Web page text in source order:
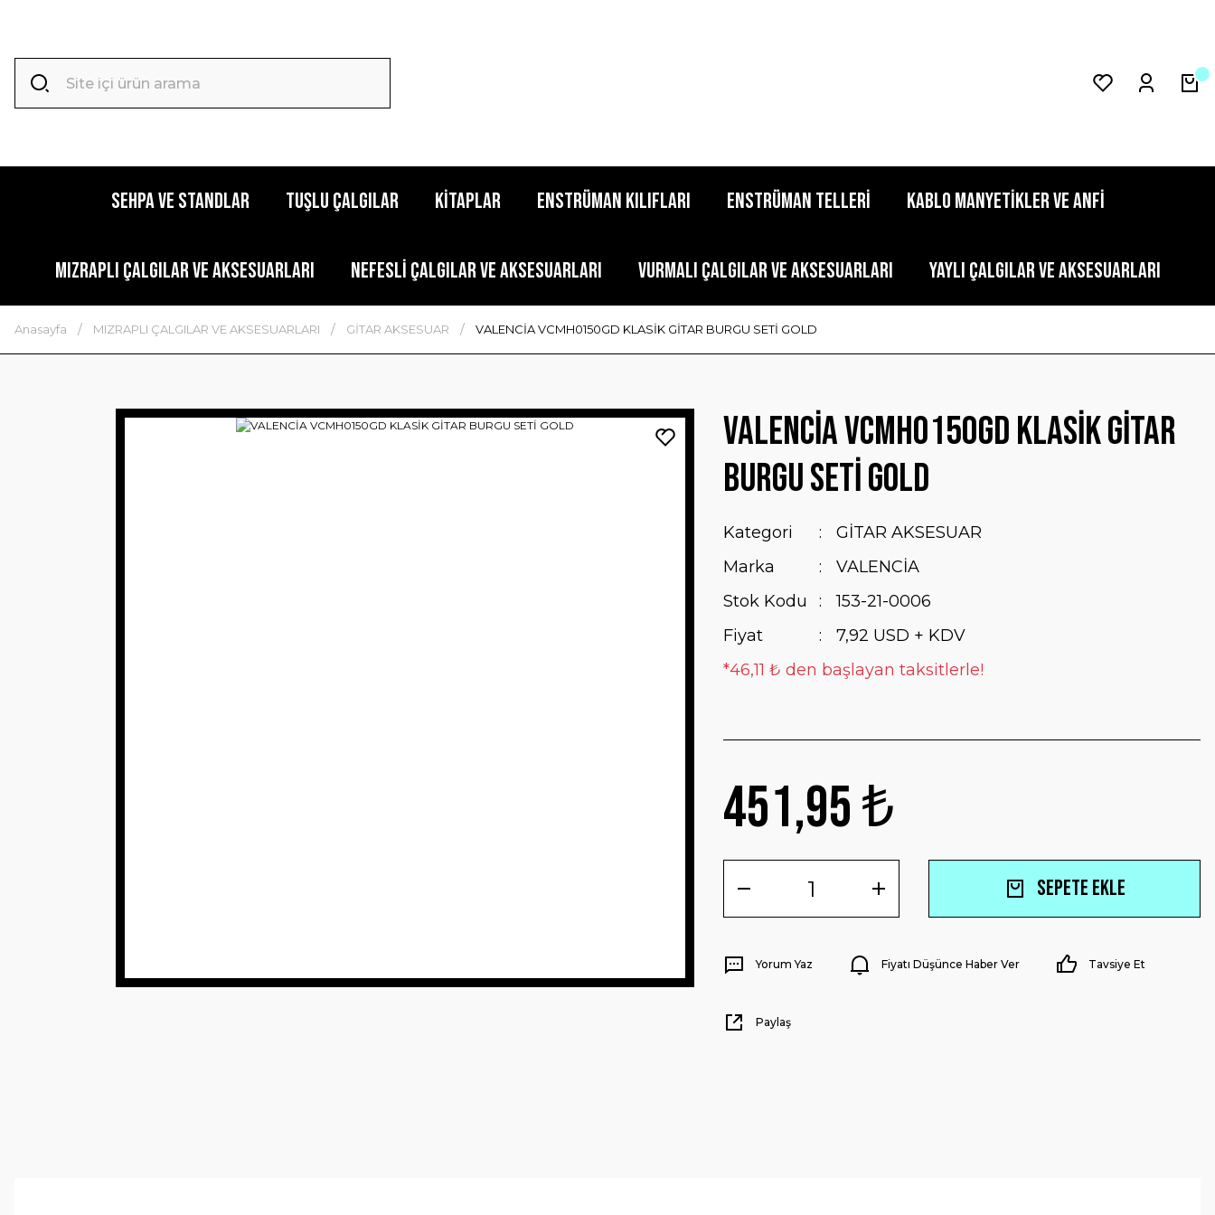
SEHPA VE STANDLAR TUŞLU ÇALGILAR KİTAPLAR ENSTRÜMAN KILIFLARI ENSTRÜMAN TELLERİ KABLO MANYETİKLER VE ANFİ
MIZRAPLI ÇALGILAR VE AKSESUARLARI NEFESLİ ÇALGILAR VE AKSESUARLARI VURMALI ÇALGILAR VE AKSESUARLARI YAYLI ÇALGILAR VE AKSESUARLARI
Anasayfa MIZRAPLI ÇALGILAR VE AKSESUARLARI GİTAR AKSESUAR VALENCİA VCMH0150GD KLASİK GİTAR BURGU SETİ GOLD
VALENCİA VCMH0150GD KLASİK GİTAR
BURGU SETİ GOLD
Kategori
GİTAR AKSESUAR
Marka
VALENCİA
Stok Kodu
153-21-0006
Fiyat
7,92 USD + KDV
*46,11 ₺ den başlayan taksitlerle!
451,95 ₺
Sepete Ekle
Yorum Yaz Fiyatı Düşünce Haber Ver Tavsiye Et
Paylaş